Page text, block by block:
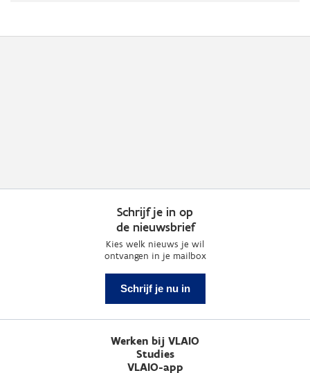
Schrijf je in op
de nieuwsbrief
Kies welk nieuws je wil
ontvangen in je mailbox
Schrijf je nu in
Werken bij VLAIO
Studies
VLAIO-app